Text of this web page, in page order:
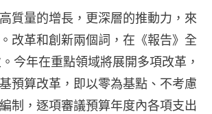
質量的增長，更深層的推動力，來
改革和創新兩個詞，在《報告》全
今年在重點領域將展開多項改革，
預算改革，即以零為基點、不考慮
制，逐項審議預算年度內各項支出